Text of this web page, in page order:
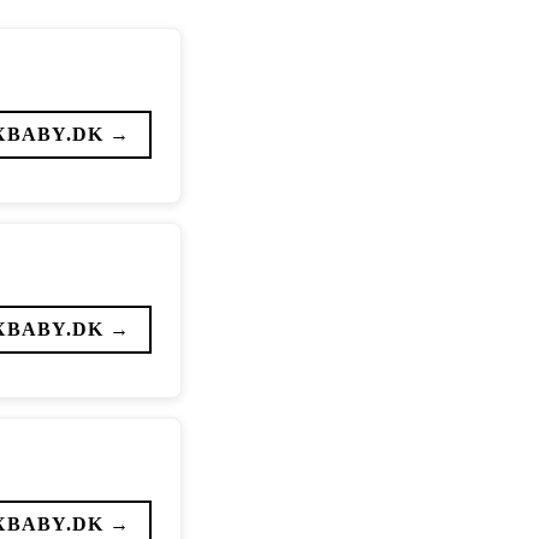
→
→
→